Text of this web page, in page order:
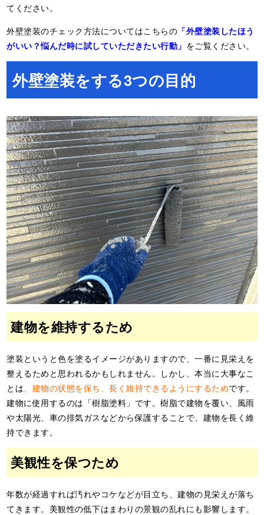
てください。
外壁塗装のチェック方法についてはこちらの 「外壁塗装したほう
がいい？悩んだ時に試していただきたい行動」 をご覧ください。
外壁塗装をする3つの目的
建物を維持するため
塗装というと色を塗るイメージがありますので、一番に見栄えを
整えるためと思われるかもしれません。しかし、本当に大事なこ
とは、建物の状態を保ち、長く維持できるようにするためです。
建物に使用するのは「樹脂塗料」です。樹脂で建物を覆い、風雨
や太陽光、車の排気ガスなどから保護することで、建物を長く維
持できます。
美観性を保つため
年数が経過すれば汚れやコケなどが目立ち、建物の見栄えが落ち
てきます。美観性の低下はまわりの景観の乱れにも影響します。